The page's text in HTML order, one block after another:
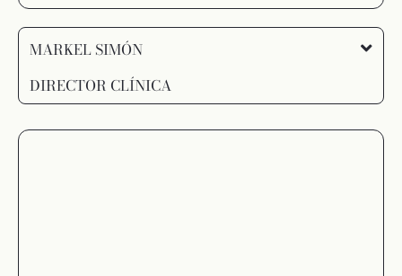
MARKEL SIMÓN
DIRECTOR CLÍNICA